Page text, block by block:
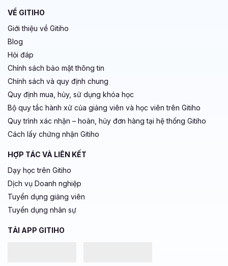
VỀ GITIHO
Giới thiệu về Gitiho
Blog
Hỏi đáp
Chính sách bảo mật thông tin
Chính sách và quy định chung
Quy định mua, hủy, sử dụng khóa học
Bộ quy tắc hành xử của giảng viên và học viên trên Gitiho
Quy trình xác nhận – hoàn, hủy đơn hàng tại hệ thống Gitiho
Cách lấy chứng nhận Gitiho
HỢP TÁC VÀ LIÊN KẾT
Dạy học trên Gitiho
Dịch vụ Doanh nghiệp
Tuyển dụng giảng viên
Tuyển dụng nhân sự
TẢI APP GITIHO